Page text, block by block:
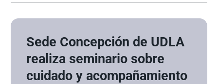
Sede Concepción de UDLA
realiza seminario sobre
cuidado y acompañamiento